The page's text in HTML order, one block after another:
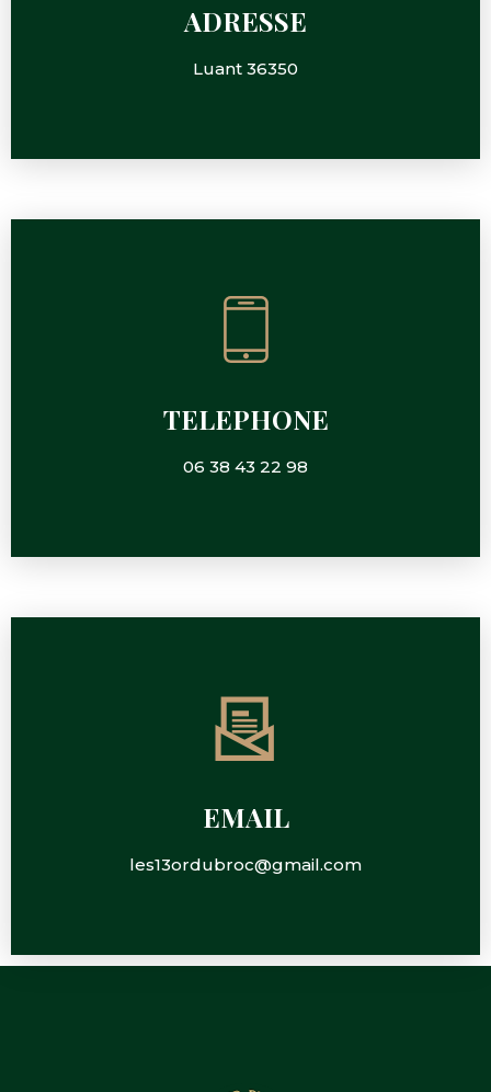
ADRESSE
Luant 36350
TELEPHONE
06 38 43 22 98
EMAIL
les13ordubroc@gmail.com